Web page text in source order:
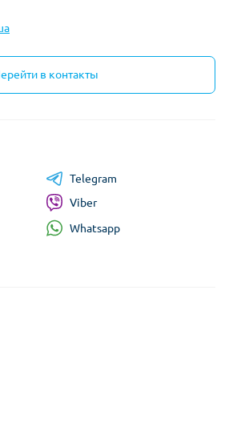
в контакты
Telegram
Viber
Whatsapp